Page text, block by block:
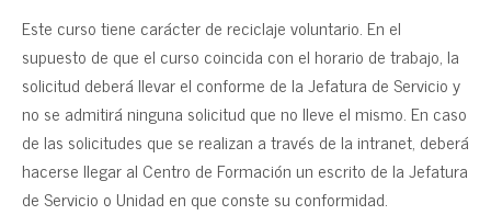
Este curso tiene carácter de reciclaje voluntario. En el
supuesto de que el curso coincida con el horario de trabajo, la
solicitud deberá llevar el conforme de la Jefatura de Servicio y
no se admitirá ninguna solicitud que no lleve el mismo. En caso
de las solicitudes que se realizan a través de la intranet, deberá
hacerse llegar al Centro de Formación un escrito de la Jefatura
de Servicio o Unidad en que conste su conformidad.